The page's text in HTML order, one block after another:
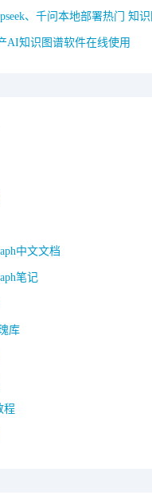
、千问本地部署热门 知
AI知识图谱软件在线使用
中文文档
笔记
库
程